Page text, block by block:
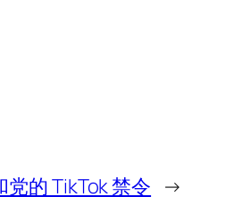
的 TikTok 禁令 →